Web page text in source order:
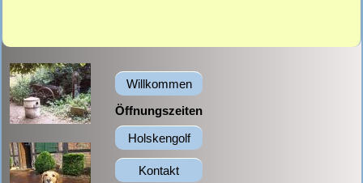
Navigation
überspringen
Willkommen
Öffnungszeiten
Holskengolf
Kontakt